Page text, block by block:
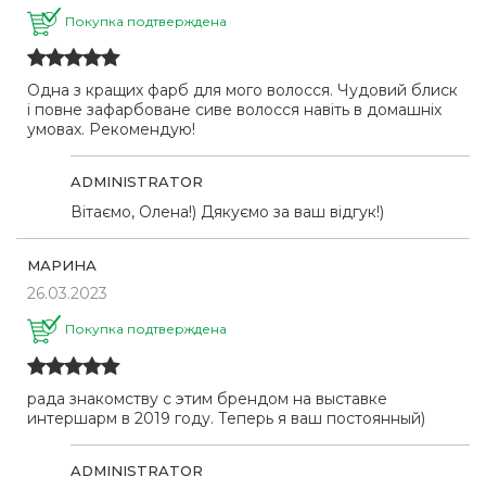
Покупка подтверждена
Одна з кращих фарб для мого волосся. Чудовий блиск
і повне зафарбоване сиве волосся навіть в домашніх
умовах. Рекомендую!
ADMINISTRATOR
Вітаємо, Олена!) Дякуємо за ваш відгук!)
МАРИНА
26.03.2023
Покупка подтверждена
рада знакомству с этим брендом на выставке
интершарм в 2019 году. Теперь я ваш постоянный)
ADMINISTRATOR